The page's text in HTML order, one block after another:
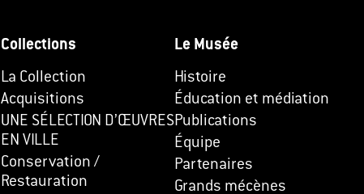
Collections
La Collection
Acquisitions
UNE SÉLECTION D’ŒUVRES
EN VILLE
Conservation /
Restauration
Le Musée
Histoire
Éducation et médiation
Publications
Équipe
Partenaires
Grands mécènes